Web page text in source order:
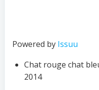
Powered by Issuu
Chat rouge chat
2014